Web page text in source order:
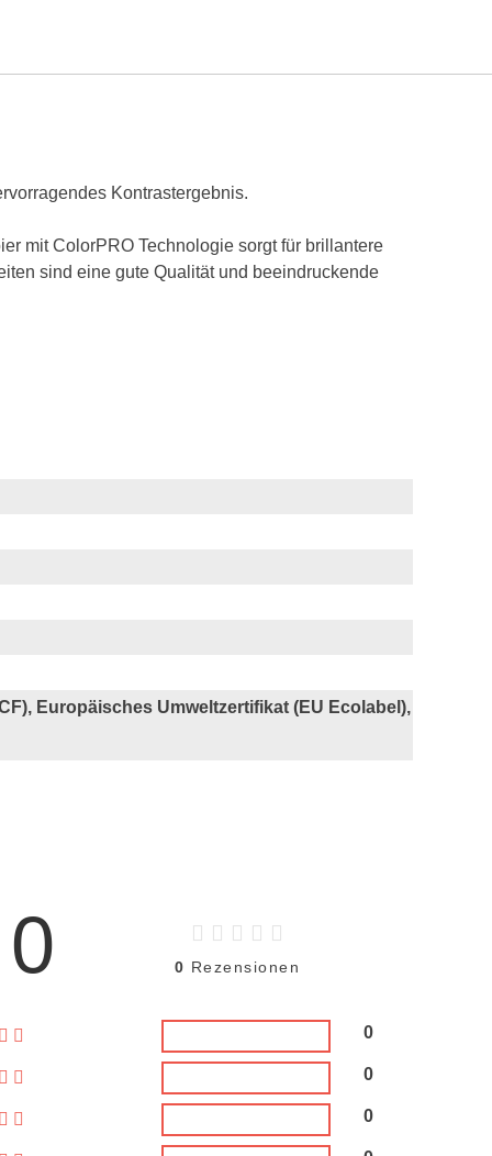
Kontrastergebnis.
mit ColorPRO Technologie sorgt für brillantere
sind eine gute Qualität und beeindruckende
Europäisches Umweltzertifikat (EU Ecolabel),
0 0 Rezensionen
0
0
0